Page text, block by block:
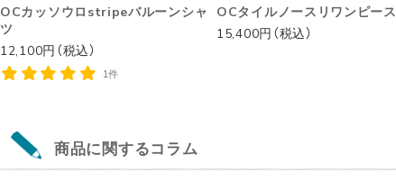
OCカッソウロstripeバルーンシャ
ツ
12,100円（税込）
1件
OCタイルノースリワンピース
15,400円（税込）
商品に関するコラム